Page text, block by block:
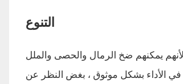
التنوع
يمكنهم ضخ الرمال والحصى والملل
في الأداء بشكل موثوق ، بغض النظر عن